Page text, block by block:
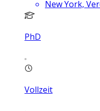
New York,
PhD
Vollzeit